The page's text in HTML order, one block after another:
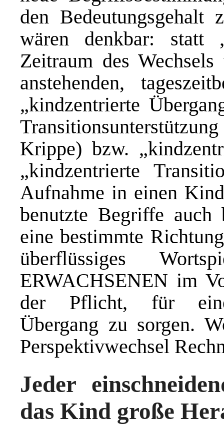
den Bedeutungsgehalt
wären denkbar: statt
Zeitraum des
anstehenden,
„kindzentrierte
Krippe) bzw.
„kindzentrierte
Aufnahme in einen
benutzte Begriffe auch
eine bestimmte
überflüssiges
ERWACHSENEN im
der Pflicht, für
Übergang zu sorgen.
Perspektivwechsel
Jeder
das Kind große